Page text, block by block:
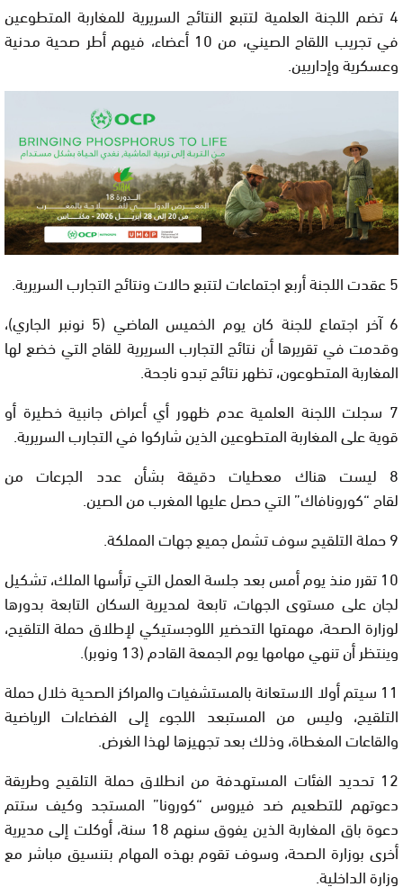
4 تضم اللجنة العلمية لتتبع النتائج السريرية للمغاربة المتطوعين
في تجريب اللقاح الصيني، من 10 أعضاء، فيهم أطر صحية مدنية
وعسكرية وإداريين.
5 عقدت اللجنة أربع اجتماعات لتتبع حالات ونتائج التجارب السريرية.
6 آخر اجتماع للجنة كان يوم الخميس الماضي (5 نونبر الجاري)،
وقدمت في تقريرها أن نتائج التجارب السريرية للقاح التي خضع لها
المغاربة المتطوعون، تظهر نتائج تبدو ناجحة.
7 سجلت اللجنة العلمية عدم ظهور أي أعراض جانبية خطيرة أو
قوية على المغاربة المتطوعين الذين شاركوا في التجارب السريرية.
8 ليست هناك معطيات دقيقة بشأن عدد الجرعات من
لقاح “كورونافاك” التي حصل عليها المغرب من الصين.
9 حملة التلقيح سوف تشمل جميع جهات المملكة.
10 تقرر منذ يوم أمس بعد جلسة العمل التي ترأسها الملك، تشكيل
لجان على مستوى الجهات، تابعة لمديرية السكان التابعة بدورها
لوزارة الصحة، مهمتها التحضير اللوجستيكي لإطلاق حملة التلقيح،
وينتظر أن تنهي مهامها يوم الجمعة القادم (13 ونوبر).
11 سيتم أولا الاستعانة بالمستشفيات والمراكز الصحية خلال حملة
التلقيح، وليس من المستبعد اللجوء إلى الفضاءات الرياضية
والقاعات المغطاة، وذلك بعد تجهيزها لهذا الغرض.
12 تحديد الفئات المستهدفة من انطلاق حملة التلقيح وطريقة
دعوتهم للتطعيم ضد فيروس “كورونا” المستجد وكيف ستتم
دعوة باق المغاربة الذين يفوق سنهم 18 سنة، أوكلت إلى مديرية
أخرى بوزارة الصحة، وسوف تقوم بهذه المهام بتنسيق مباشر مع
وزارة الداخلية.